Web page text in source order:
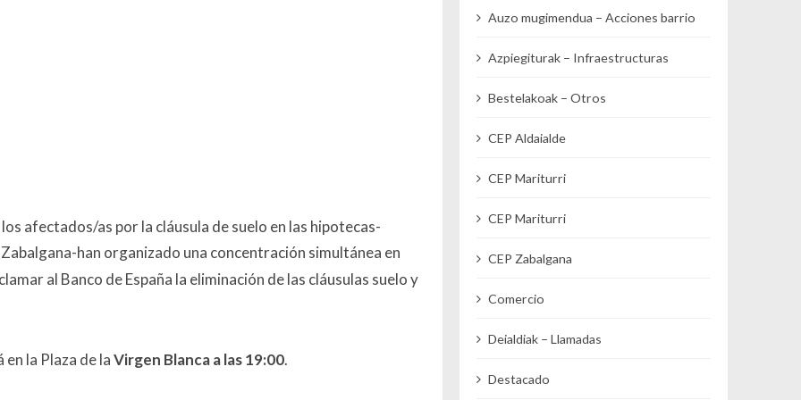
afectados/as por la cláusula de suelo en las hipotecas-
han organizado una concentración simultánea en
al Banco de España la eliminación de las cláusulas suelo y
la Plaza de laVirgen Blanca a las 19:00.
Auzo mugimendua – Acciones barrio
Azpiegiturak – Infraestructuras
Bestelakoak – Otros
CEP Aldaialde
CEP Mariturri
CEP Mariturri
CEP Zabalgana
Comercio
Deialdiak – Llamadas
Destacado